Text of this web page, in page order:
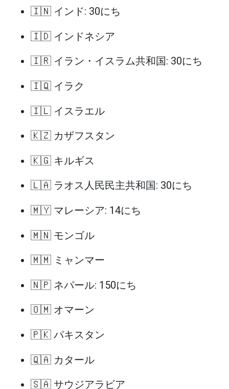
🇮🇳 インド: 30にち
🇮🇩 インドネシア
🇮🇷 イラン・イスラム共和国: 30にち
🇮🇶 イラク
🇮🇱 イスラエル
🇰🇿 カザフスタン
🇰🇬 キルギス
🇱🇦 ラオス人民民主共和国: 30にち
🇲🇾 マレーシア: 14にち
🇲🇳 モンゴル
🇲🇲 ミャンマー
🇳🇵 ネパール: 150にち
🇴🇲 オマーン
🇵🇰 パキスタン
🇶🇦 カタール
🇸🇦 サウジアラビア